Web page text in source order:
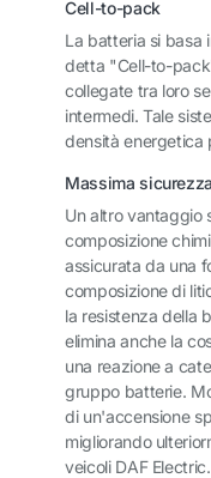
Cell-to-pack
La batteria si basa
detta "Cell-to-
collegate tra loro
intermedi. Tale
densità energetica
Massima sicurezza
Un altro vantaggio
composizione
assicurata da una
composizione di
la resistenza della
elimina anche la
una reazione a
gruppo batterie.
di un'accensione
migliorando
veicoli DAF Electric.